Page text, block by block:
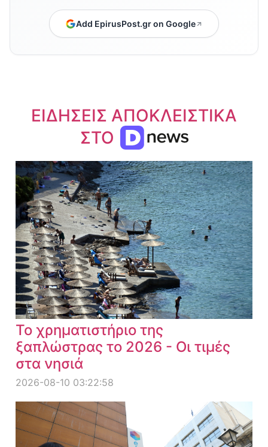
Add EpirusPost.gr on Google
ΕΙΔΗΣΕΙΣ ΑΠΟΚΛΕΙΣΤΙΚΑ
ΣΤΟ
Το χρηματιστήριο της
ξαπλώστρας το 2026 - Οι τιμές
στα νησιά
2026-08-10 03:22:58